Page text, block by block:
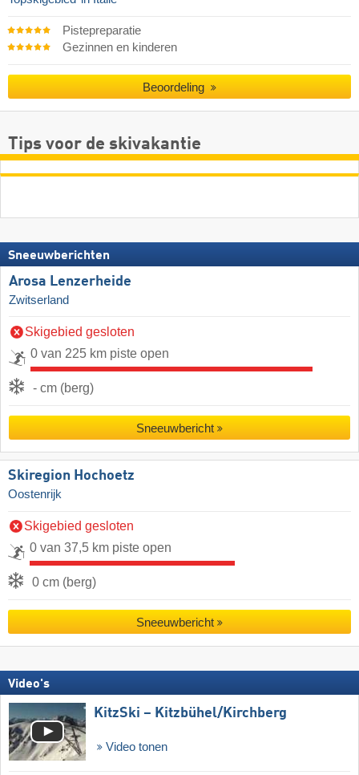
Pistepreparatie
Gezinnen en kinderen
Beoordeling
Tips voor de skivakantie
Sneeuwberichten
Arosa Lenzerheide
Zwitserland
Skigebied gesloten
0 van 225 km piste open
- cm (berg)
Sneeuwbericht
Skiregion Hochoetz
Oostenrijk
Skigebied gesloten
0 van 37,5 km piste open
0 cm (berg)
Sneeuwbericht
Video's
KitzSki – Kitzbühel/​Kirchberg
Video tonen